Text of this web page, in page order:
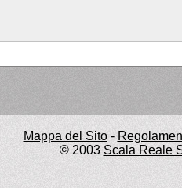
Mappa del Sito-
© 2003 Scala Reale